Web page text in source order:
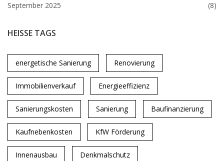
September 2025 (8)
HEISSE TAGS
energetische Sanierung Renovierung
Immobilienverkauf Energieeffizienz
Sanierungskosten Sanierung Baufinanzierung
Kaufnebenkosten KfW Förderung
Innenausbau Denkmalschutz